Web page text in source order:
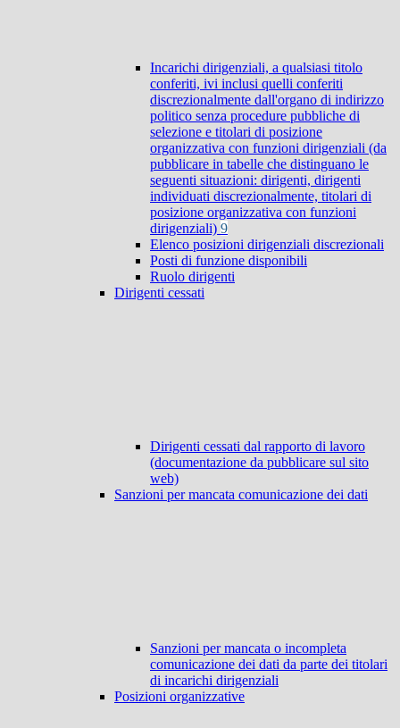
Incarichi dirigenziali, a qualsiasi titolo
conferiti, ivi inclusi quelli conferiti
discrezionalmente dall'organo di indirizzo
politico senza procedure pubbliche di
selezione e titolari di posizione
organizzativa con funzioni dirigenziali (da
pubblicare in tabelle che distinguano le
seguenti situazioni: dirigenti, dirigenti
individuati discrezionalmente, titolari di
posizione organizzativa con funzioni
dirigenziali) 9
Elenco posizioni dirigenziali discrezionali
Posti di funzione disponibili
Ruolo dirigenti
Dirigenti cessati
Dirigenti cessati dal rapporto di lavoro
(documentazione da pubblicare sul sito
web)
Sanzioni per mancata comunicazione dei dati
Sanzioni per mancata o incompleta
comunicazione dei dati da parte dei titolari
di incarichi dirigenziali
Posizioni organizzative